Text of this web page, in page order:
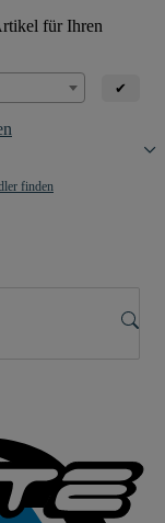
für Ihren
✔
finden